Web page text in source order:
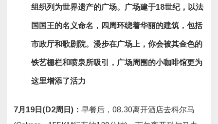
组织列为世界遗产的广场。广场建于18世纪，以法
国国王的名义命名，四周环绕着华丽的建筑，包括
市政厅和歌剧院。漫步在广场上，你会被其金色的
铁艺栅栏和喷泉所吸引，广场周围的小咖啡馆更为
这里增添了活力
7月 19 日 (D2周日 ) ： 早餐后，08.30离开酒店去科尔马